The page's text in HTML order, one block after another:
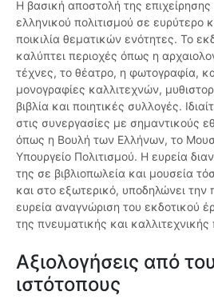
Η βασική αποστολή της επιχείρησης
ελληνικού πολιτισμού σε ευρύτερο
ποικιλία θεματικών ενότητες. Το
καλύπτει περιοχές όπως η
τέχνες, το θέατρο, η φωτογραφία,
μονογραφίες καλλιτεχνών,
βιβλία και ποιητικές συλλογές.
στις συνεργασίες με σημαντικούς
όπως η Βουλή των Ελλήνων, το
Υπουργείο Πολιτισμού. Η ευρεία
της σε βιβλιοπωλεία και μουσεία
και στο εξωτερικό, υποδηλώνει την
ευρεία αναγνώριση του εκδοτικού
της πνευματικής και
Αξιολογήσεις από
ιστότοπους